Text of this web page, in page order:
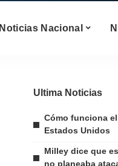
Noticias Nacional
Ultima Noticias
Cómo funciona
Estados Unidos
Milley dice que
no planeaba